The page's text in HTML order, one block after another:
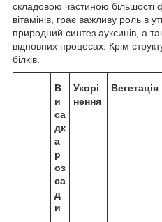
складовою частиною більшості
вітамінів, грає важливу роль в
природний синтез ауксинів, а
відновних процесах. Крім
білків.
В
и
са
дк
а
р
оз
са
д
и
Укорі
нення
Вегетація